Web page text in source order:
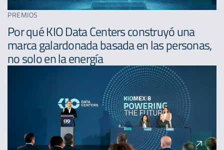
PREMIOS
Por qué KIO Data Centers construyó una
marca galardonada basada en las personas,
no solo en la energía